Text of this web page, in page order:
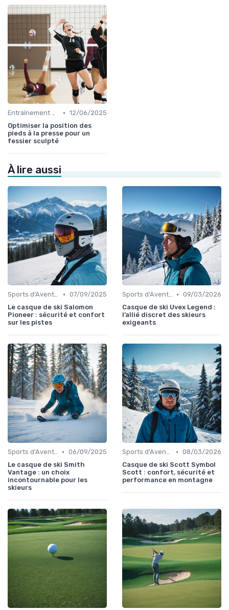
Entraînement et Techniques • 12/06/2025
Optimiser la position des
pieds à la presse pour un
fessier sculpté
À lire aussi
Sports d'Aventure et de Plein Air • 07/09/2025
Le casque de ski Salomon
Pioneer : sécurité et confort
sur les pistes
Sports d'Aventure et de Plein Air • 09/03/2026
Casque de ski Uvex Legend :
l’allié discret des skieurs
exigeants
Sports d'Aventure et de Plein Air • 06/09/2025
Le casque de ski Smith
Vantage : un choix
incontournable pour les
skieurs
Sports d'Aventure et de Plein Air • 08/03/2026
Casque de ski Scott Symbol
Scott : confort, sécurité et
performance en montagne